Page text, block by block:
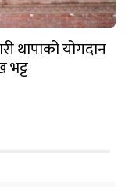
थापाको योगदान
भट्ट